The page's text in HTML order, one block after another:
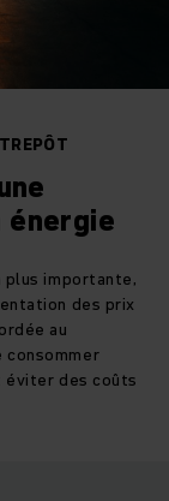
énergie
importante,
des prix
au
éviter des coûts